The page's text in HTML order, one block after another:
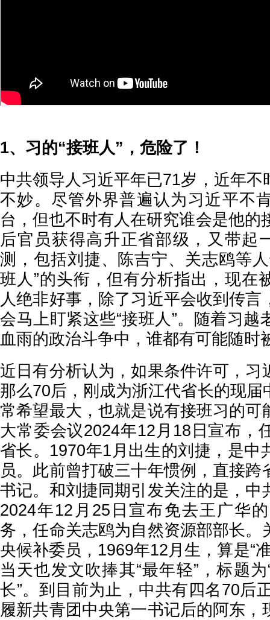
1、习的“接班人”，危险了！
中共领导人习近平年已71岁，近年不
不妙。尽管外界普遍认为习近平不
台，但也不时有人在研究谁会是他的
后官员获得高升正省部级，又带起
测，包括刘捷、陈吉宁、关志鸥等
班人”的头衔，但有分析指出，现在
人绝非好事，除了习近平会收到传言
会马上盯紧这些“接班人”。随着习越
血雨的政治斗争中，谁都有可能随时
近日有分析认为，如果条件许可，习
那么70后，刚成为浙江代省长的现届
常希望最大，也就是说有接班习的可
大常委会议2024年12月18日宣布，
省长。1970年1月出生的刘捷，是中
员。此前曾打破三十年惯例，直接跨
书记。和刘捷同期引发关注的是，中
2024年12月25日宣布免去王广华
务，任命关志鸥为自然资源部部长。
央候补委员，1969年12月生，算是“
当天也发文吹捧其“最年轻”，标题
长”。到目前为止，中共有四名70后
履新共青团中央第一书记后的阿东，